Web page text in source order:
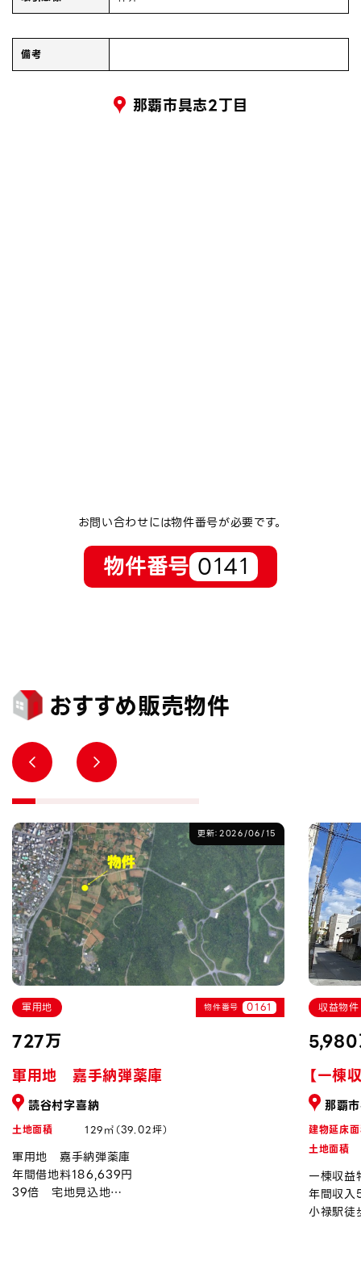
備考
那覇市具志2丁目
お問い合わせには物件番号が必要です。
物件番号 0141
おすすめ販売物件
更新：2026/06/15
軍用地 物件番号 0161
727万
軍用地 嘉手納弾薬庫
読谷村字喜納
土地面積 129㎡（39.02坪）
軍用地 嘉手納弾薬庫
年間借地料186,639円
39倍 宅地見込地
収益物件
5,980
【一棟
那覇
建物延床
土地面積
一棟収益
年間収入
小禄駅徒